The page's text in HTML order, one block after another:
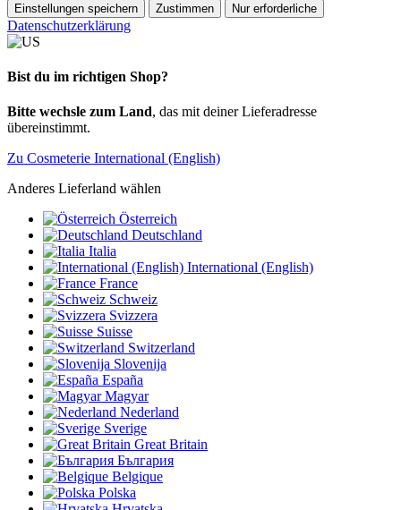
Einstellungen speichern Zustimmen Nur erforderliche
Datenschutzerklärung
Bist du im richtigen Shop?
Bitte wechsle zum Land, das mit deiner Lieferadresse
übereinstimmt.
Zu Cosmeterie International (English)
Anderes Lieferland wählen
Österreich
Deutschland
Italia
International (English)
France
Schweiz
Svizzera
Suisse
Switzerland
Slovenija
España
Magyar
Nederland
Sverige
Great Britain
България
Belgique
Polska